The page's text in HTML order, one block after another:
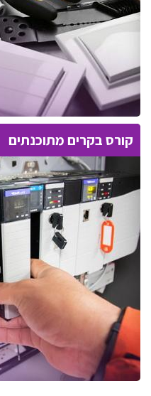
קורס בקרים מתוכנתים